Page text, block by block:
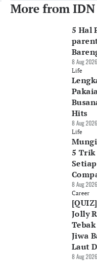
More from IDN
5 Hal
8 Aug
Life
Hits
8 Aug
Life
5 Trik
8 Aug
Career
Jolly
Jiwa
Laut
8 Aug